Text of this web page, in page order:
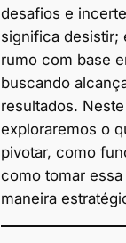
desafios e
significa desistir;
rumo com base
buscando
resultados.
exploraremos o
pivotar, como
como tomar
maneira